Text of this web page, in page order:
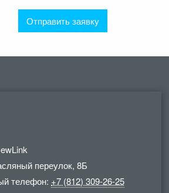
переулок, 8Б
телефон: +7 (812) 309-26-25